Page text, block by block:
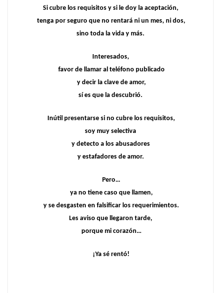
Si cubre los requisitos y si le doy la aceptación,
tenga por seguro que no rentará ni un mes, ni dos,
sino toda la vida y más.
Interesados,
favor de llamar al teléfono publicado
y decir la clave de amor,
sí es que la descubrió.
Inútil presentarse si no cubre los requisitos,
soy muy selectiva
y detecto a los abusadores
y estafadores de amor.
Pero…
ya no tiene caso que llamen,
y se desgasten en falsificar los requerimientos.
Les aviso que llegaron tarde,
porque mi corazón…
¡Ya sé rentó!